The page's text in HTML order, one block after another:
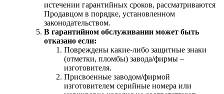
истечении гарантийных сроков, рассматриваются
Продавцом в порядке, установленном
законодательством.
В гарантийном обслуживании может быть
отказано если:
Повреждены какие-либо защитные знаки
(отметки, пломбы) завода/фирмы –
изготовителя.
Присвоенные заводом/фирмой
изготовителем серийные номера или